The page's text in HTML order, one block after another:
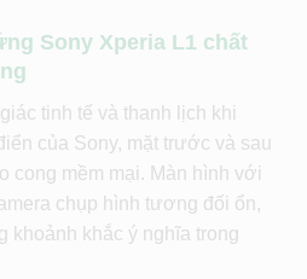
Sony Xperia L1 chất
tinh tế và thanh lịch khi
của Sony, mặt trước và sau
cong mềm mại. Màn hình với
chụp hình tương đối ổn,
khoảnh khắc ý nghĩa trong